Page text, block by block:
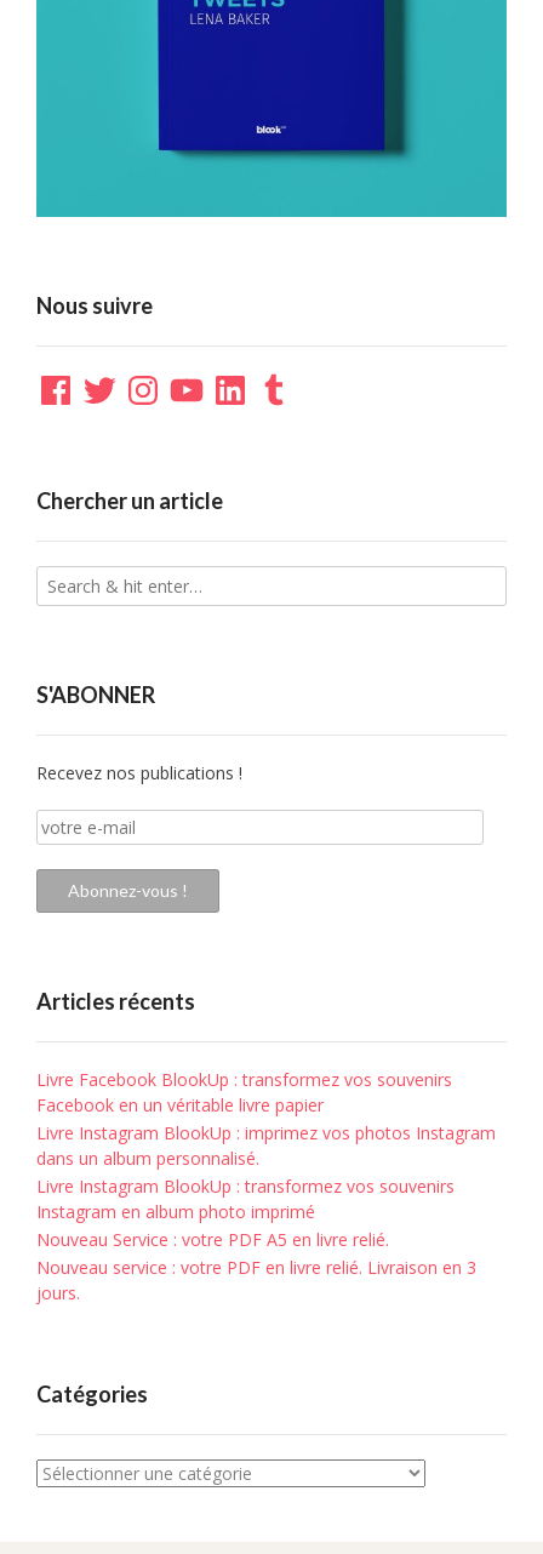
Nous suivre
Facebook
TwitterInstagramYouTubeLinkedInTumblr
Chercher un article
S'ABONNER
Recevez nos publications !
votre
e-
mail
Abonnez-vous !
Articles récents
Livre Facebook BlookUp : transformez vos souvenirs
Facebook en un véritable livre papier
Livre Instagram BlookUp : imprimez vos photos Instagram
dans un album personnalisé.
Livre Instagram BlookUp : transformez vos souvenirs
Instagram en album photo imprimé
Nouveau Service : votre PDF A5 en livre relié.
Nouveau service : votre PDF en livre relié. Livraison en 3
jours.
Catégories
Catégories